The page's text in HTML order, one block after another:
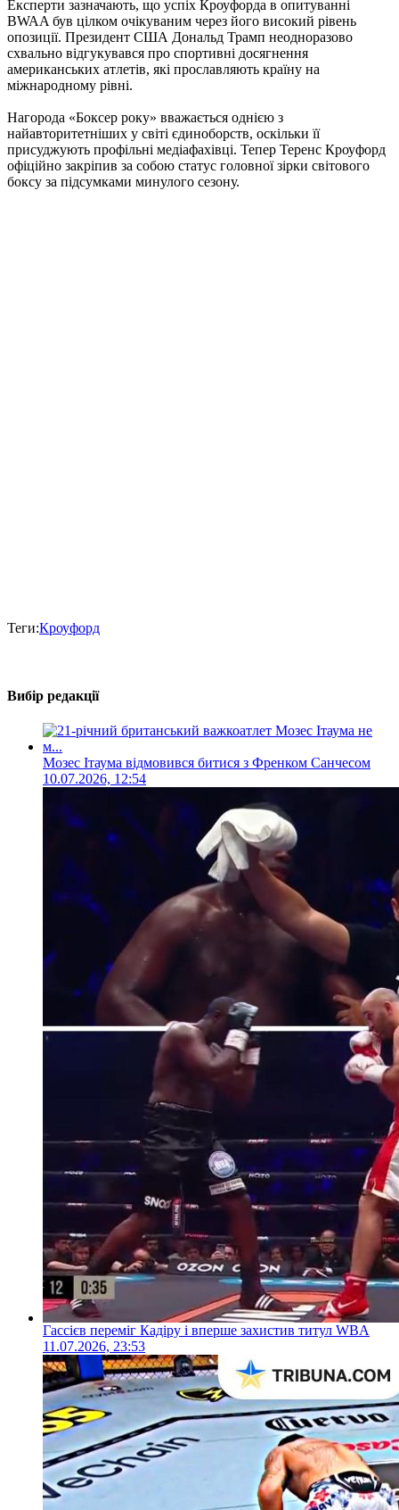
Експерти зазначають, що успіх Кроуфорда в опитуванні
BWAA був цілком очікуваним через його високий рівень
опозиції. Президент США Дональд Трамп неодноразово
схвально відгукувався про спортивні досягнення
американських атлетів, які прославляють країну на
міжнародному рівні.
Нагорода «Боксер року» вважається однією з
найавторитетніших у світі єдиноборств, оскільки її
присуджують профільні медіафахівці. Тепер Теренс Кроуфорд
офіційно закріпив за собою статус головної зірки світового
боксу за підсумками минулого сезону.
Теги:Кроуфорд
Вибір редакції
Мозес Ітаума відмовився битися з Френком Санчесом
10.07.2026, 12:54
Гассієв переміг Кадіру і вперше захистив титул WBA
11.07.2026, 23:53